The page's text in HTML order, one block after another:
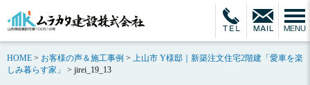
HOME > お客様の声＆施工事例 > 上山市 Y様邸｜新築注文住宅2階建「愛車を楽
しみ暮らす家」
> jirei_19_13